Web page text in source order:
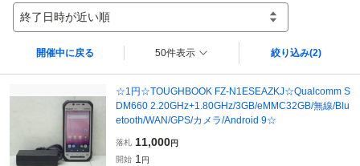
終了日時が近い順
開催中に戻る 50件表示 絞り込み(2)
☆1円☆TOUGHBOOK FZ-N1ESEAZKJ☆Qualcomm S
DM660 2.20GHz+1.80GHz/3GB/eMMC32GB/無線/Blu
etooth/WAN/GPS/カメラ/Android 9☆
落札 11,000円
開始 1 円